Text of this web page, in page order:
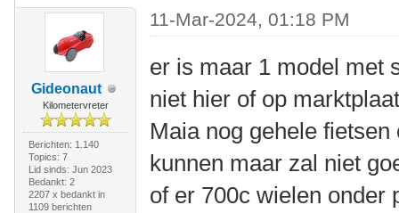
Gideonaut
Kilometervreter
Berichten: 1.140
Topics: 7
Lid sinds: Jun 2023
Bedankt: 2
2207 x bedankt in
1109 berichten
11-Mar-2024, 01:18 PM
er is maar 1 model met
niet hier of op
Maia nog gehele
kunnen maar zal niet
of er 700c wielen onder